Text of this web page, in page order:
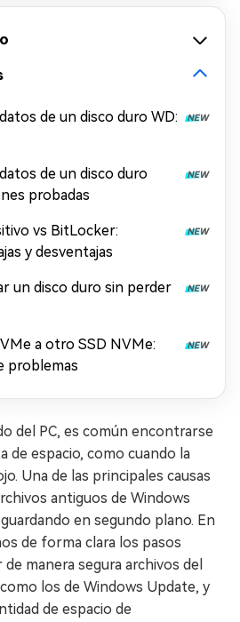
de un disco duro WD:
de un disco duro
probadas
vs BitLocker:
y desventajas
un disco duro sin perder
a otro SSD NVMe:
problemas
del PC, es común encontrarse
de espacio, como cuando la
Una de las principales causas
antiguos de Windows
en segundo plano. En
de forma clara los pasos
manera segura archivos del
los de Windows Update, y
de espacio de